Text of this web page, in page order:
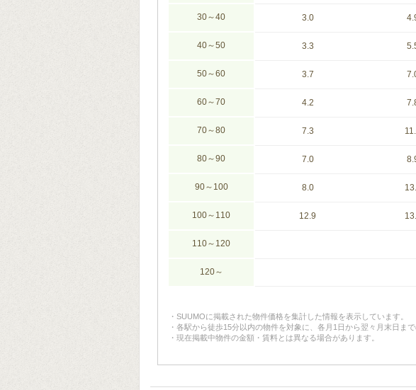
30～40 3.0
40～50 3.3
50～60 3.7
60～70 4.2
70～80 7.3
80～90 7.0
90～100 8.0
100～110 12.9
110～120
120～
SUUMOに掲載された物件価格を集計した情報を表示しています。
各駅から徒歩15分以内の物件を対象に、各月1日から翌々月末日ま
現在掲載中物件の金額・賃料とは異なる場合があります。